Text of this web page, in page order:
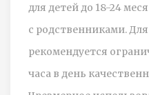
для детей до 18-24
с родственниками.
рекомендуется
часа в день